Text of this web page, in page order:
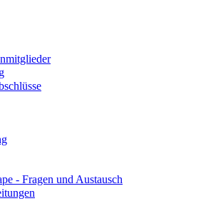
- Fragen und Austausch